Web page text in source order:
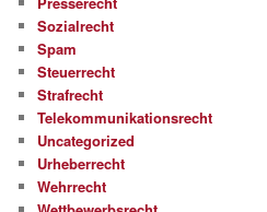
Sozialrecht
Spam
Steuerrecht
Strafrecht
Telekommunikationsrecht
Uncategorized
Urheberrecht
Wehrrecht